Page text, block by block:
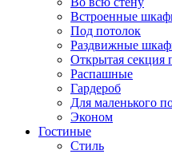
Встроенные
Под потолок
Раздвижные
Открытая секция
Распашные
Гардероб
Для маленького
Эконом
Гостиные
Стиль